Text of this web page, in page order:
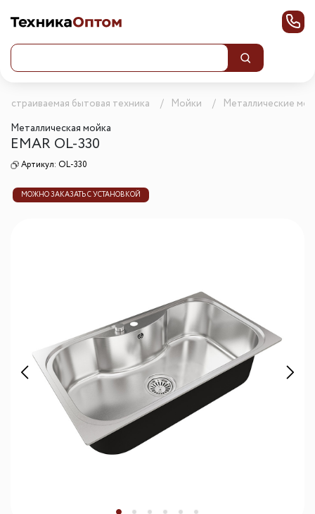
Встраиваемая бытовая техника Мойки
Металлические
Металлическая мойка
EMAR OL-330
Артикул: OL-330
МОЖНО ЗАКАЗАТЬ С УСТАНОВКОЙ